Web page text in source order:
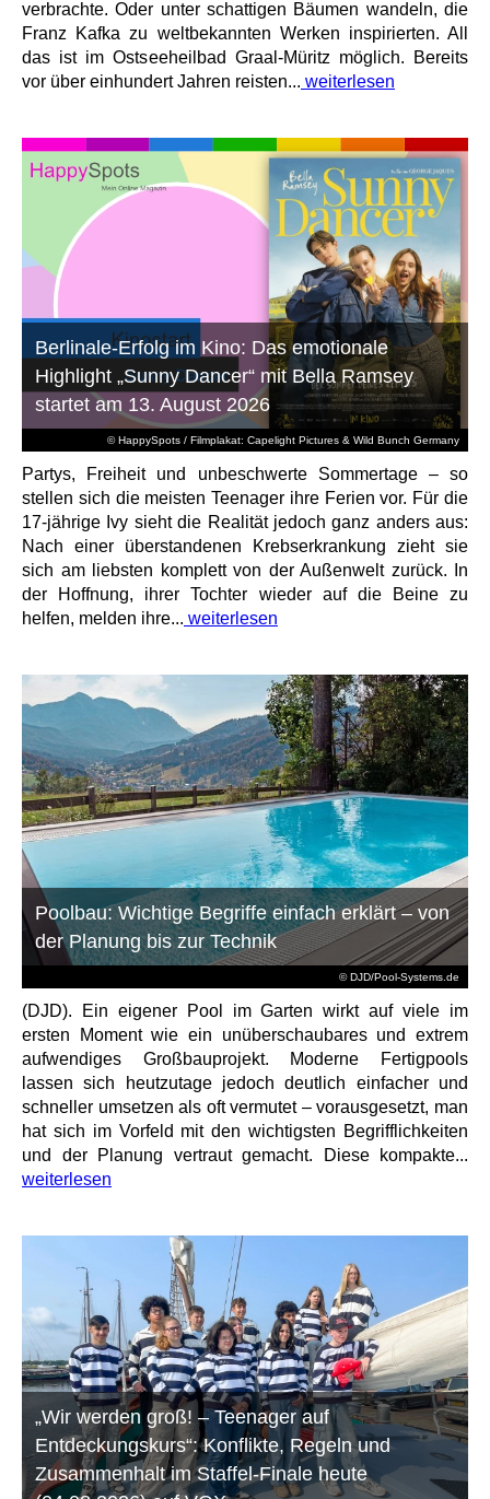
verbrachte. Oder unter schattigen Bäumen wandeln, die
Franz Kafka zu weltbekannten Werken inspirierten. All
das ist im Ostseeheilbad Graal-Müritz möglich. Bereits
vor über einhundert Jahren reisten... weiterlesen
© HappySpots / Filmplakat: Capelight Pictures & Wild Bunch Germany
Berlinale-Erfolg im Kino: Das emotionale
Highlight „Sunny Dancer“ mit Bella Ramsey
startet am 13. August 2026
Partys, Freiheit und unbeschwerte Sommertage – so
stellen sich die meisten Teenager ihre Ferien vor. Für die
17-jährige Ivy sieht die Realität jedoch ganz anders aus:
Nach einer überstandenen Krebserkrankung zieht sie
sich am liebsten komplett von der Außenwelt zurück. In
der Hoffnung, ihrer Tochter wieder auf die Beine zu
helfen, melden ihre... weiterlesen
© DJD/Pool-Systems.de
Poolbau: Wichtige Begriffe einfach erklärt – von
der Planung bis zur Technik
(DJD). Ein eigener Pool im Garten wirkt auf viele im
ersten Moment wie ein unüberschaubares und extrem
aufwendiges Großbauprojekt. Moderne Fertigpools
lassen sich heutzutage jedoch deutlich einfacher und
schneller umsetzen als oft vermutet – vorausgesetzt, man
hat sich im Vorfeld mit den wichtigsten Begrifflichkeiten
und der Planung vertraut gemacht. Diese kompakte...
weiterlesen
„Wir werden groß! – Teenager auf
Entdeckungskurs“: Konflikte, Regeln und
Zusammenhalt im Staffel-Finale heute